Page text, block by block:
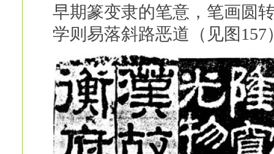
早期篆变隶的笔意，笔画圆
学则易落斜路恶道（见图157